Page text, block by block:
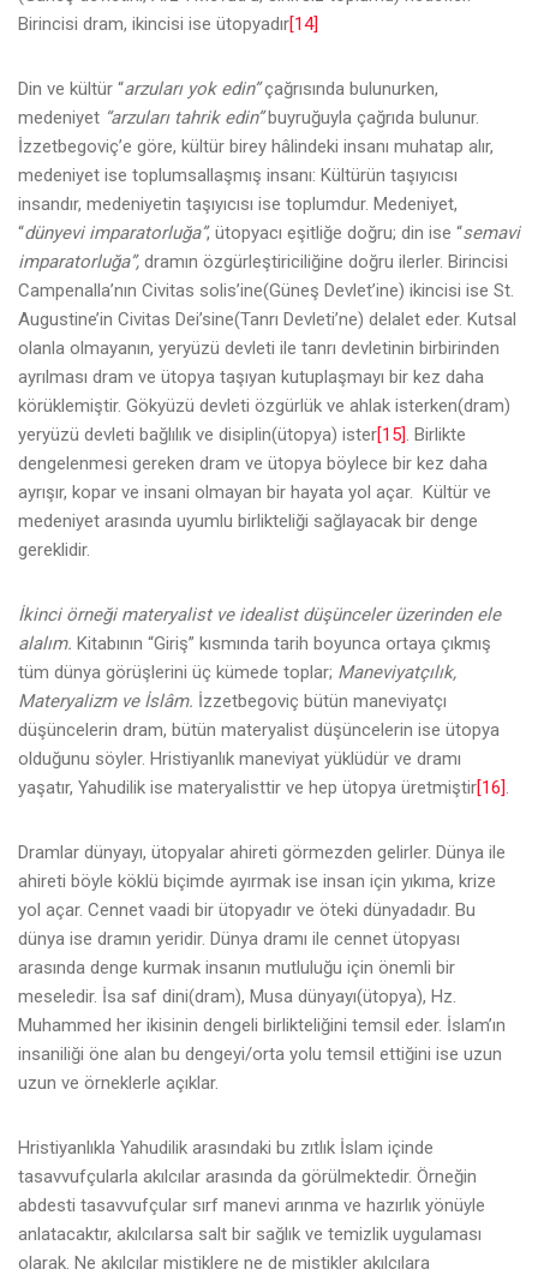
Birincisi dram, ikincisi ise ütopyadır[14]
Din ve kültür “arzuları yok edin”çağrısında bulunurken,
medeniyet “arzuları tahrik edin”buyruğuyla çağrıda bulunur.
İzzetbegoviç’e göre, kültür birey hâlindeki insanı muhatap alır,
medeniyet ise toplumsallaşmış insanı: Kültürün taşıyıcısı
insandır, medeniyetin taşıyıcısı ise toplumdur. Medeniyet,
“dünyevi imparatorluğa”, ütopyacı eşitliğe doğru; din ise “semavi
imparatorluğa”, dramın özgürleştiriciliğine doğru ilerler. Birincisi
Campenalla’nın Civitas solis’ine(Güneş Devlet’ine) ikincisi ise St.
Augustine’in Civitas Dei’sine(Tanrı Devleti’ne) delalet eder. Kutsal
olanla olmayanın, yeryüzü devleti ile tanrı devletinin birbirinden
ayrılması dram ve ütopya taşıyan kutuplaşmayı bir kez daha
körüklemiştir. Gökyüzü devleti özgürlük ve ahlak isterken(dram)
yeryüzü devleti bağlılık ve disiplin(ütopya) ister[15] . Birlikte
dengelenmesi gereken dram ve ütopya böylece bir kez daha
ayrışır, kopar ve insani olmayan bir hayata yol açar. Kültür ve
medeniyet arasında uyumlu birlikteliği sağlayacak bir denge
gereklidir.
İkinci örneği materyalist ve idealist düşünceler üzerinden ele
alalım. Kitabının “Giriş” kısmında tarih boyunca ortaya çıkmış
tüm dünya görüşlerini üç kümede toplar; Maneviyatçılık,
Materyalizm ve İslâm. İzzetbegoviç bütün maneviyatçı
düşüncelerin dram, bütün materyalist düşüncelerin ise ütopya
olduğunu söyler. Hristiyanlık maneviyat yüklüdür ve dramı
yaşatır, Yahudilik ise materyalisttir ve hep ütopya üretmiştir[16]
Dramlar dünyayı, ütopyalar ahireti görmezden gelirler. Dünya ile
ahireti böyle köklü biçimde ayırmak ise insan için yıkıma, krize
yol açar. Cennet vaadi bir ütopyadır ve öteki dünyadadır. Bu
dünya ise dramın yeridir. Dünya dramı ile cennet ütopyası
arasında denge kurmak insanın mutluluğu için önemli bir
meseledir. İsa saf dini(dram), Musa dünyayı(ütopya), Hz.
Muhammed her ikisinin dengeli birlikteliğini temsil eder. İslam’ın
insaniliği öne alan bu dengeyi/orta yolu temsil ettiğini ise uzun
uzun ve örneklerle açıklar.
Hristiyanlıkla Yahudilik arasındaki bu zıtlık İslam içinde
tasavvufçularla akılcılar arasında da görülmektedir. Örneğin
abdesti tasavvufçular sırf manevi arınma ve hazırlık yönüyle
anlatacaktır, akılcılarsa salt bir sağlık ve temizlik uygulaması
olarak. Ne akılcılar mistiklere ne de mistikler akılcılara